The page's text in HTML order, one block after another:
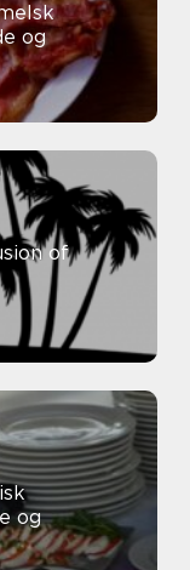
og
of
og